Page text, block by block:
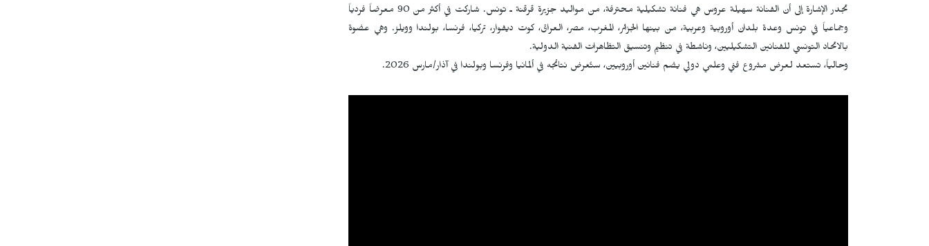
تجدر الإشارة إلى أن الفنانة سهيلة عروس هي فنانة تشكيلية محترفة، من مواليد جزيرة قرقنة ـ تونس. شاركت في أكثر من 90 معرضاً فردياً
وجماعياً في تونس وعدة بلدان أوروبية وعربية، من بينها الجزائر، المغرب، مصر، العراق، كوت ديفوار، تركيا، فرنسا، بولندا وويلز. وهي عضوة
بالاتحاد التونسي للفنانين التشكيليين، وناشطة في تنظيم وتنسيق التظاهرات الفنية الدولية.
وحالياً، تستعد لعرض مشروع فني وعلمي دولي يضم فنانين أوروبيين، ستُعرض نتائجه في ألمانيا وفرنسا وبولندا في آذار/مارس 2026.